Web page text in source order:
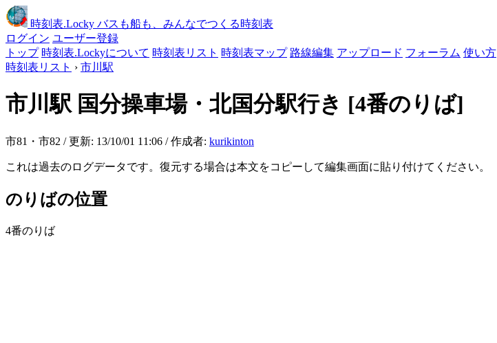
時刻表.Locky バスも船も、みんなでつくる時刻表
ログイン ユーザー登録
トップ 時刻表.Lockyについて 時刻表リスト 時刻表マップ 路線編集 アップロード フォーラム 使い方
時刻表リスト › 市川駅
市川駅 国分操車場・北国分駅行き [4番のりば]
市81・市82 / 更新: 13/10/01 11:06 / 作成者: kurikinton
これは過去のログデータです。復元する場合は本文をコピーして編集画面に貼り付けてください。
のりばの位置
4番のりば